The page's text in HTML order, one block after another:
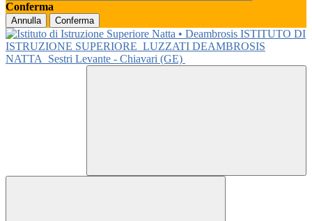
Conferma
Annulla Conferma
ISTITUTO DI
ISTRUZIONE SUPERIORE LUZZATI DEAMBROSIS
NATTA
Sestri Levante - Chiavari (GE)